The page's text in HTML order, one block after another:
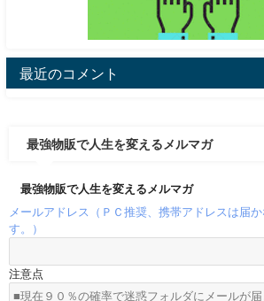
最近のコメント
最強物販で人生を変えるメルマガ
最強物販で人生を変えるメルマガ
メールアドレス（ＰＣ推奨、携帯アドレスは届
す。）
注意点